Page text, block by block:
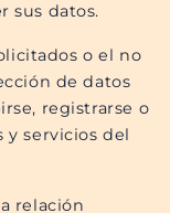
sus datos.
o el no
de datos
registrarse o
servicios del
relación